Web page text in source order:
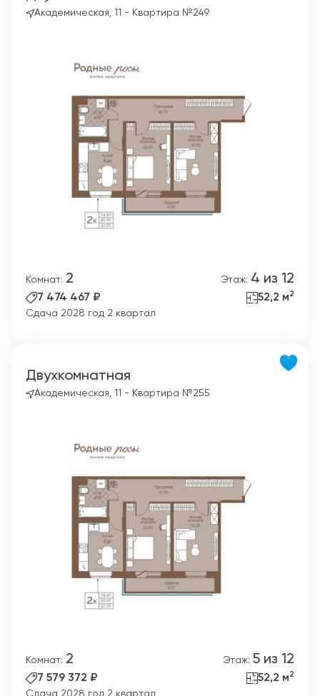
Академическая, 11 - Квартира №249
Комнат: 2 Этаж: 4 из 12
7 474 467 ₽ 52,2 м2
Сдача 2028 год 2 квартал
Двухкомнатная
Академическая, 11 - Квартира №255
Комнат: 2 Этаж: 5 из 12
7 579 372 ₽ 52,2 м2
Сдача 2028 год 2 квартал